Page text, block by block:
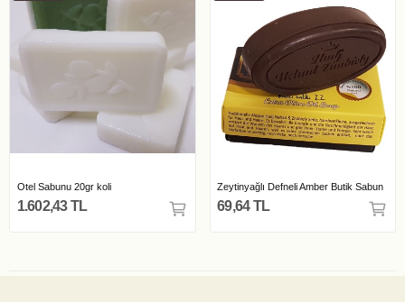
Otel Sabunu 20gr koli
1.602,43 TL
Zeytinyağlı Defneli Amber Butik Sabun
69,64 TL